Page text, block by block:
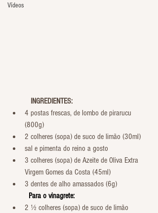
Vídeos
           INGREDIENTES:
4 postas frescas, de lombo de pirarucu
(800g)
2 colheres (sopa) de suco de limão (30ml)
sal e pimenta do reino a gosto
3 colheres (sopa) de Azeite de Oliva Extra
Virgem Gomes da Costa (45ml)
3 dentes de alho amassados (6g)
          Para o vinagrete:
2 ½ colheres (sopa) de suco de limão